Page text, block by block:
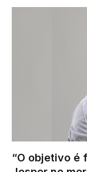
“O objetivo é